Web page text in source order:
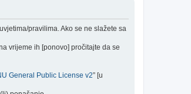
pravilima. Ako se ne slažete sa
vrijeme ih [ponovo] pročitajte da se
General Public License v2” [u